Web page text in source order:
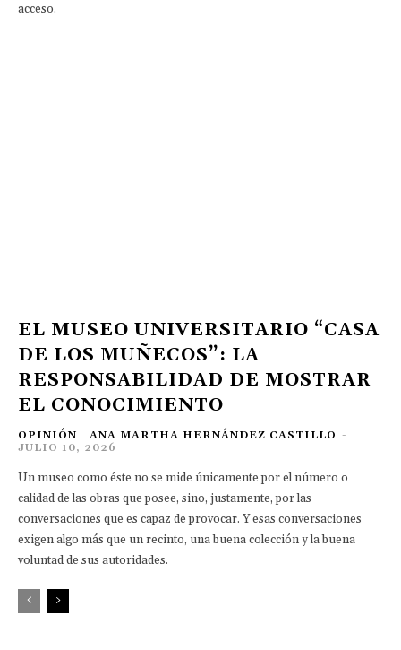
acceso.
EL MUSEO UNIVERSITARIO “CASA
DE LOS MUÑECOS”: LA
RESPONSABILIDAD DE MOSTRAR
EL CONOCIMIENTO
OPINIÓN ANA MARTHA HERNÁNDEZ CASTILLO -
JULIO 10, 2026
Un museo como éste no se mide únicamente por el número o
calidad de las obras que posee, sino, justamente, por las
conversaciones que es capaz de provocar. Y esas conversaciones
exigen algo más que un recinto, una buena colección y la buena
voluntad de sus autoridades.